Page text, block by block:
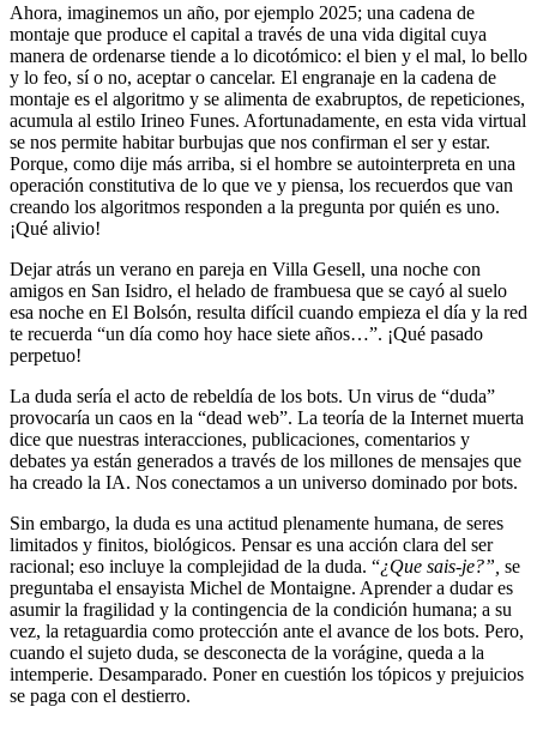
Ahora, imaginemos un año, por ejemplo 2025; una cadena de
montaje que produce el capital a través de una vida digital cuya
manera de ordenarse tiende a lo dicotómico: el bien y el mal, lo bello
y lo feo, sí o no, aceptar o cancelar. El engranaje en la cadena de
montaje es el algoritmo y se alimenta de exabruptos, de repeticiones,
acumula al estilo Irineo Funes. Afortunadamente, en esta vida virtual
se nos permite habitar burbujas que nos confirman el ser y estar.
Porque, como dije más arriba, si el hombre se autointerpreta en una
operación constitutiva de lo que ve y piensa, los recuerdos que van
creando los algoritmos responden a la pregunta por quién es uno.
¡Qué alivio!
Dejar atrás un verano en pareja en Villa Gesell, una noche con
amigos en San Isidro, el helado de frambuesa que se cayó al suelo
esa noche en El Bolsón, resulta difícil cuando empieza el día y la red
te recuerda “un día como hoy hace siete años…”. ¡Qué pasado
perpetuo!
La duda sería el acto de rebeldía de los bots. Un virus de “duda”
provocaría un caos en la “dead web”. La teoría de la Internet muerta
dice que nuestras interacciones, publicaciones, comentarios y
debates ya están generados a través de los millones de mensajes que
ha creado la IA. Nos conectamos a un universo dominado por bots.
Sin embargo, la duda es una actitud plenamente humana, de seres
limitados y finitos, biológicos. Pensar es una acción clara del ser
racional; eso incluye la complejidad de la duda. “¿Que sais-je?”, se
preguntaba el ensayista Michel de Montaigne. Aprender a dudar es
asumir la fragilidad y la contingencia de la condición humana; a su
vez, la retaguardia como protección ante el avance de los bots. Pero,
cuando el sujeto duda, se desconecta de la vorágine, queda a la
intemperie. Desamparado. Poner en cuestión los tópicos y prejuicios
se paga con el destierro.